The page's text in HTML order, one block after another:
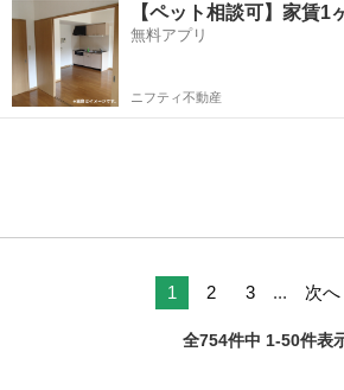
【ペット相談可】家賃1
無料アプリ
ニフティ不動産
1 2 3 ... 次へ
全754件中 1-50件表